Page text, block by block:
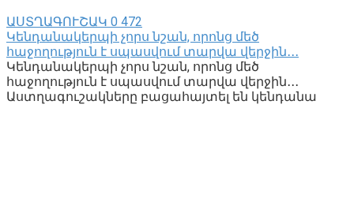
ԱՍՏՂԱԳՈՒՇԱԿ 0 472
Կենդանակերպի չորս նշան, որոնց մեծ
հաջողություն է սպասվում տարվա վերջին․․․
Կենդանակերպի չորս նշան, որոնց մեծ
հաջողություն է սպասվում տարվա վերջին․․․
Աստղագուշակները բացահայտել են կենդանա